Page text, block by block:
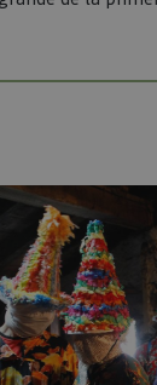
en Navarra más